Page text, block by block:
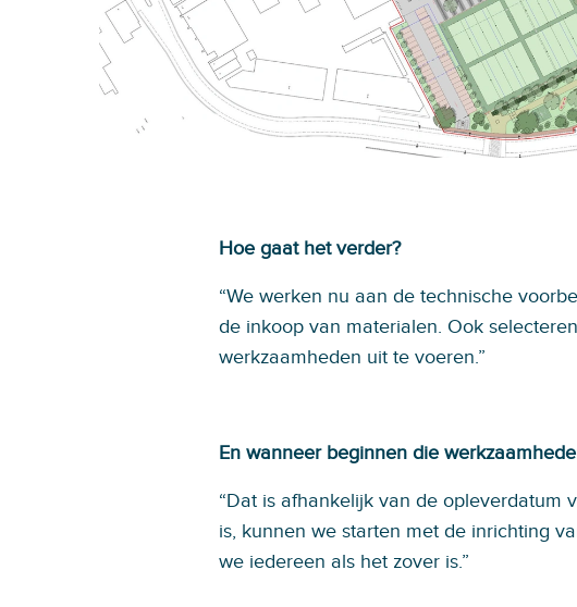
Hoe gaat het verder?
“We werken nu aan de technische
de inkoop van materialen. Ook
werkzaamheden uit te voeren.”
En wanneer beginnen die
“Dat is afhankelijk van de opleverdatum
is, kunnen we starten met de inrichting
we iedereen als het zover is.”